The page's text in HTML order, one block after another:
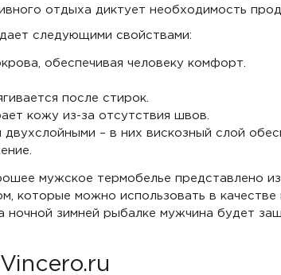
отдыха диктует необходимость
следующими свойствами:
обеспечивая человеку комфорт.
после стирок.
кожу из-за отсутствия швов.
– в них вискозный слой
мужское термобелье представлено
которые можно использовать в
ночной зимней рыбалке мужчина будет